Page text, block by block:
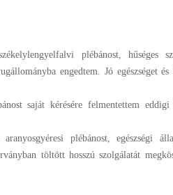
plébánost, hűséges
engedtem. Jó egészséget
saját kérésére felmentettem
plébánost, egészségi
töltött hosszú szolgálatát